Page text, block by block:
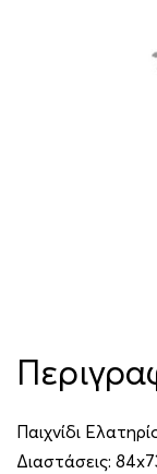
Παιχνίδι
Διαστάσεις: